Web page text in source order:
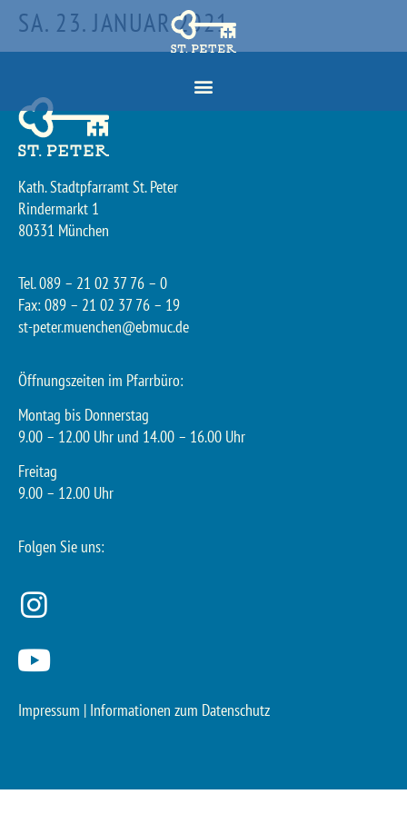
SA. 23. JANUAR 2021
Kath. Stadtpfarramt St. Peter
Rindermarkt 1
80331 München
Tel. 089 – 21 02 37 76 – 0
Fax: 089 – 21 02 37 76 – 19
st-peter.muenchen@ebmuc.de
Öffnungszeiten im Pfarrbüro:
Montag bis Donnerstag
9.00 – 12.00 Uhr und 14.00 – 16.00 Uhr
Freitag
9.00 – 12.00 Uhr
Folgen Sie uns:
Impressum | Informationen zum Datenschutz